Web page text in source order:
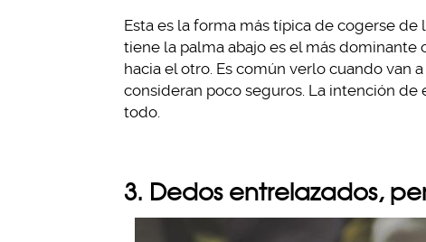
Esta es la forma más típica de cogerse
tiene la palma abajo es el más
hacia el otro. Es común verlo cuando van
consideran poco seguros. La intención de
todo.
3. Dedos entrelazados,